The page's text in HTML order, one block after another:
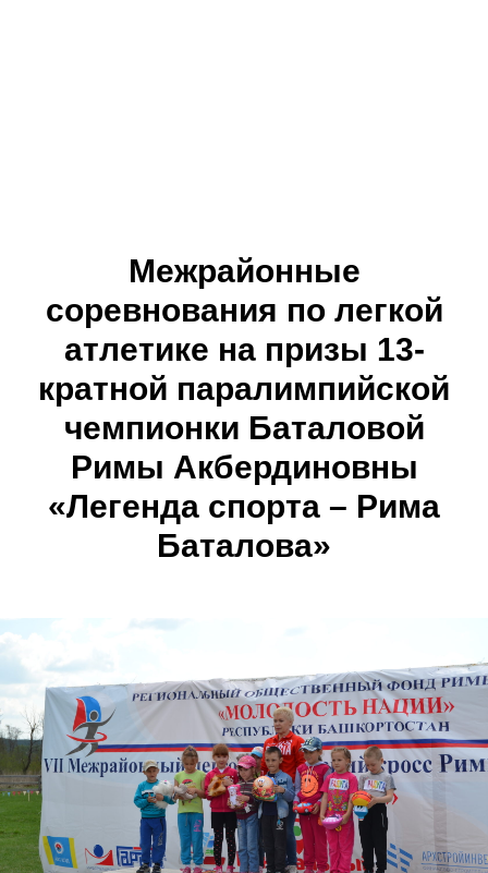
Межрайонные
соревнования по легкой
атлетике на призы 13-
кратной паралимпийской
чемпионки Баталовой
Римы Акбердиновны
«Легенда спорта – Рима
Баталова»